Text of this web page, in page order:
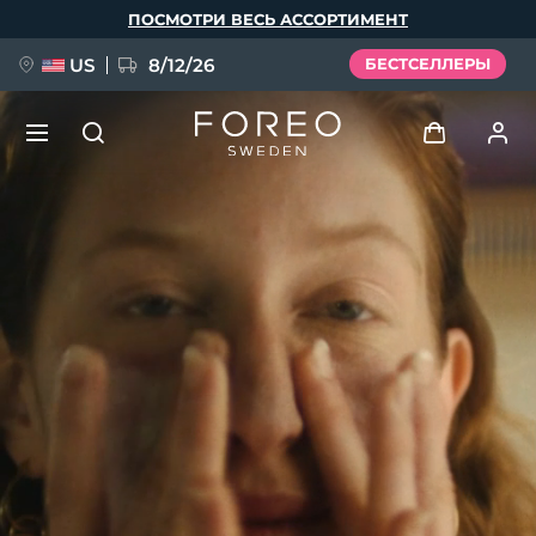
ПОСМОТРИ ВЕСЬ АССОРТИМЕНТ
US 8/12/26 БЕСТСЕЛЛЕРЫ
Войти
Профиль пользователя
Мои приборы
Мои заказы
Мои адреса
Мои подписки
FAQ™ Pure Beauty-Tech Elixir
issa™ Teeth Whitening Set
Deutsch
Español
Français
Italiano
Português
Русский
繁體中文